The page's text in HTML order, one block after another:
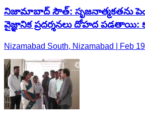
నిజామాబాద్ సౌత్: సృజనాత్మకతను
వైజ్ఞానిక ప్రదర్శనలు దోహద పడతాయి:
Nizamabad South, Nizamabad | Feb